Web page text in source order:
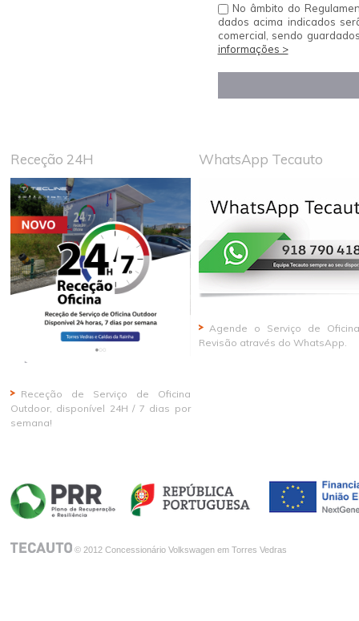
No âmbito do
dados acima indicados
comercial, sendo
informações >
Receção 24H
Receção de Serviço de Oficina
Outdoor, disponível 24H / 7 dias por
semana!
WhatsApp Tecauto
Agende o Serviço de
Revisão através do WhatsApp.
© 2012 Concessionário Volkswagen em Torres Vedras